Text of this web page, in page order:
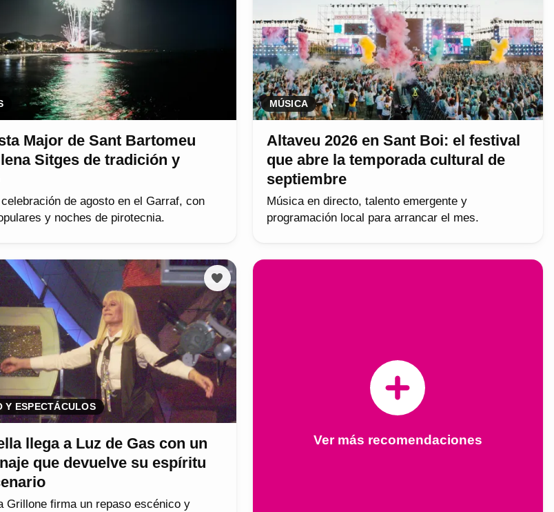
Major de Sant Bartomeu
Sitges de tradición y
de agosto en el Garraf, con
y noches de pirotecnia.
MÚSICA
Altaveu 2026 en Sant Boi: el festival
que abre la temporada cultural de
septiembre
Música en directo, talento emergente y
programación local para arrancar el mes.
Y ESPECTÁCULOS
llega a Luz de Gas con un
que devuelve su espíritu
Grillone firma un repaso escénico y
Ver más recomendaciones